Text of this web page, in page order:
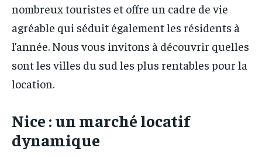
nombreux touristes et offre un cadre de vie
agréable qui séduit également les résidents à
l’année. Nous vous invitons à découvrir quelles
sont les villes du sud les plus rentables pour la
location.
Nice : un marché locatif
dynamique